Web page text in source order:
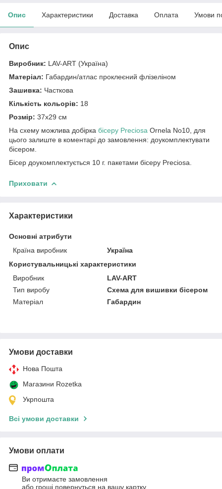
Опис Характеристики Доставка Оплата Умови
Опис
Виробник: LAV-ART (Україна)
Матеріал: Габардин/атлас проклеєний флізеліном
Зашивка: Часткова
Кількість кольорів: 18
Розмір: 37х29 см
На схему можлива добірка бісеру Preciosa Ornela No10, для
цього залиште в коментарі до замовлення: доукомплектувати
бісером.
Бісер доукомплектується 10 г. пакетами бісеру Preciosa.
Приховати
Характеристики
Основні атрибути
Країна виробник
Україна
Користувальницькі характеристики
Виробник
LAV-ART
Тип виробу
Схема для вишивки бісером
Матеріал
Габардин
Умови доставки
Нова Пошта
Магазини Rozetka
Укрпошта
Всі умови доставки
Умови оплати
Ви отримаєте замовлення
або гроші повернуться на вашу картку